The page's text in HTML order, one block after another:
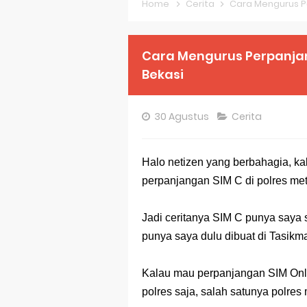
Pembahasan
Bencana
50 Latihan
Home Cerita Cara Mengurus
Cara Mengurus
Bekasi
30 Agustus Cerita
Halo netizen yang berbahagia,
perpanjangan SIM C di polres
Jadi ceritanya SIM C punya saya
punya saya dulu dibuat di
Kalau mau perpanjangan SIM
polres saja, salah satunya polres